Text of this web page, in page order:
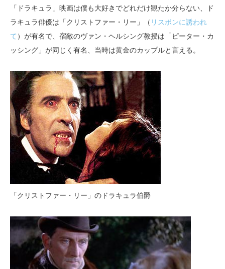
「ドラキュラ」映画は僕も大好きでどれだけ観たか分らない、ド
ラキュラ俳優は「クリストファー・リー」（ リスボンに誘われ
て ）が有名で、宿敵のヴァン・ヘルシング教授は「ピーター・カ
ッシング」が同じく有名、当時は黄金のカップルと言える。
「クリストファー・リー」のドラキュラ伯爵